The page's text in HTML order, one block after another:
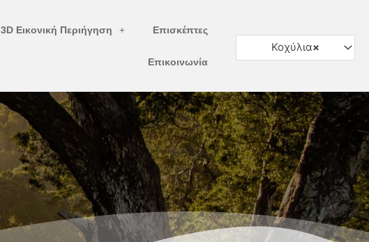
3D Εικονική Περιήγηση Επισκέπτες
Επικοινωνία
×
Κοχύλια